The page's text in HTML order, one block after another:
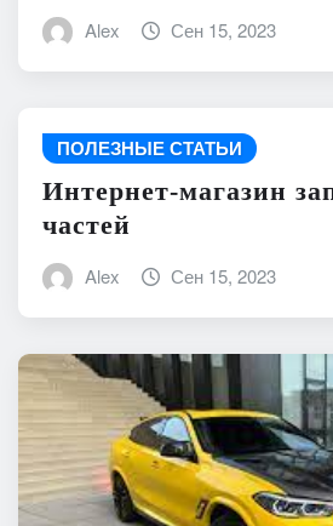
Alex Сен 15, 2023
ПОЛЕЗНЫЕ СТАТЬИ
Интернет-магазин
частей
Alex Сен 15, 2023